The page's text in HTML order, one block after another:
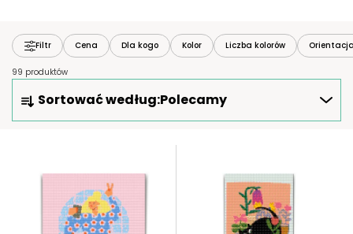
Filtr Cena Dla kogo Kolor Liczba kolorów
99 produktów
O
R
Sortować według:Polecamy